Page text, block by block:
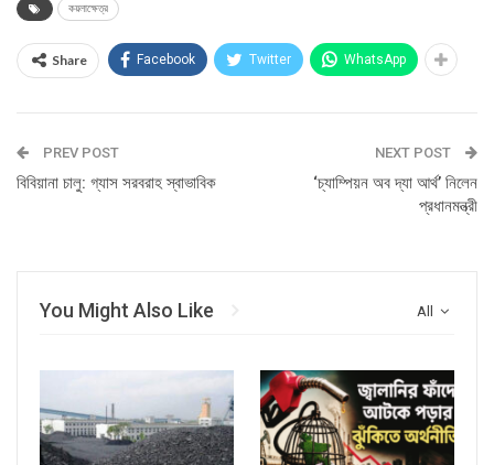
কয়লাক্ষেত্র
Share Facebook Twitter WhatsApp
PREV POST
বিবিয়ানা চালু: গ্যাস সরবরাহ স্বাভাবিক
NEXT POST
‘চ্যাম্পিয়ন অব দ্যা আর্থ’ নিলেন
প্রধানমন্ত্রী
All
You Might Also Like